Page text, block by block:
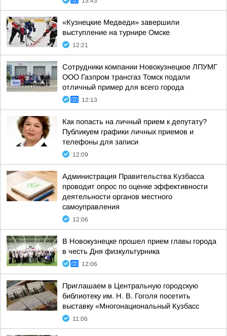
«Кузнецкие Медведи» завершили
выступление на турнире Омске
12:21
Сотрудники компании Новокузнецкое ЛПУМГ
ООО Газпром трансгаз Томск подали
отличный пример для всего города
12:13
Как попасть на личный прием к депутату?
Публикуем графики личных приемов и
телефоны для записи
12:09
Администрация Правительства Кузбасса
проводит опрос по оценке эффективности
деятельности органов местного
самоуправления
12:06
В Новокузнецке прошел прием главы города
в честь Дня физкультурника
12:06
Приглашаем в Центральную городскую
библиотеку им. Н. В. Гоголя посетить
выставку «Многонациональный Кузбасс
11:06